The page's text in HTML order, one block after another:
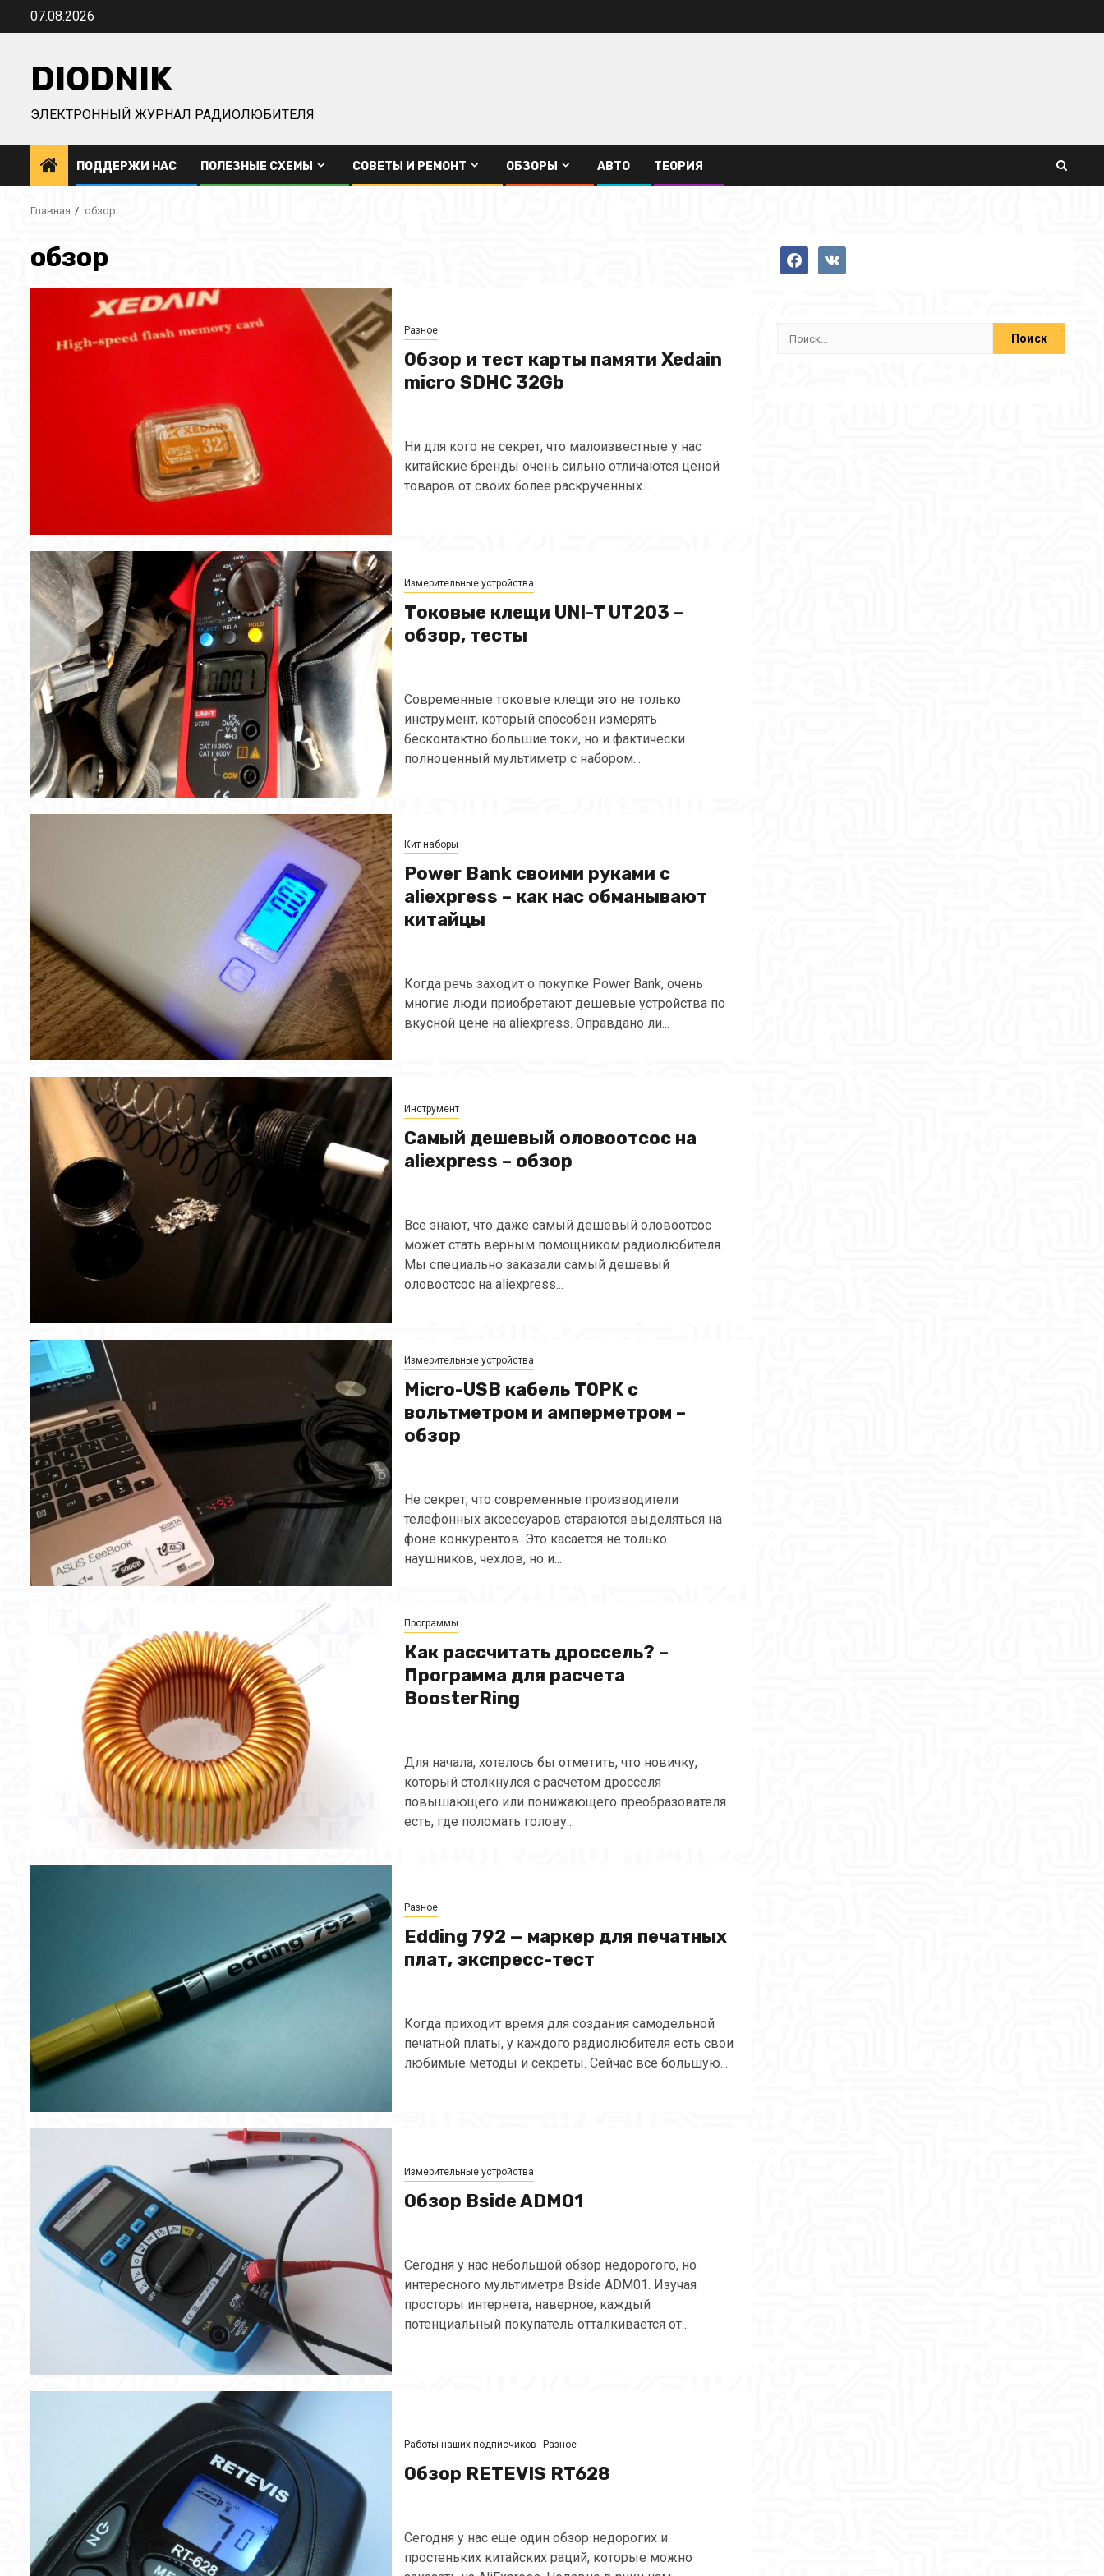
Перейти07.08.2026
DIODNIK
ЭЛЕКТРОННЫЙ ЖУРНАЛ РАДИОЛЮБИТЕЛЯ
ПОДДЕРЖИ НАС ПОЛЕЗНЫЕ СХЕМЫ СОВЕТЫ И РЕМОНТ ОБЗОРЫ АВТО ТЕОРИЯ
Главная обзор
обзор
Разное
Обзор и тест карты памяти Xedain
micro SDHC 32Gb
Ни для кого не секрет, что малоизвестные у нас
китайские бренды очень сильно отличаются ценой
товаров от своих более раскрученных...
Измерительные устройства
Токовые клещи UNI-T UT203 –
обзор, тесты
Современные токовые клещи это не только
инструмент, который способен измерять
бесконтактно большие токи, но и фактически
полноценный мультиметр с набором...
Кит наборы
Power Bank своими руками с
aliexpress – как нас обманывают
китайцы
Когда речь заходит о покупке Power Bank, очень
многие люди приобретают дешевые устройства по
вкусной цене на aliexpress. Оправдано ли...
Инструмент
Самый дешевый оловоотсос на
aliexpress – обзор
Все знают, что даже самый дешевый оловоотсос
может стать верным помощником радиолюбителя.
Мы специально заказали самый дешевый
оловоотсос на aliexpress...
Измерительные устройства
Micro-USB кабель TOPK с
вольтметром и амперметром –
обзор
Не секрет, что современные производители
телефонных аксессуаров стараются выделяться на
фоне конкурентов. Это касается не только
наушников, чехлов, но и...
Программы
Как рассчитать дроссель? –
Программа для расчета
BoosterRing
Для начала, хотелось бы отметить, что новичку,
который столкнулся с расчетом дросселя
повышающего или понижающего преобразователя
есть, где поломать голову...
Разное
Edding 792 — маркер для печатных
плат, экспресс-тест
Когда приходит время для создания самодельной
печатной платы, у каждого радиолюбителя есть свои
любимые методы и секреты. Сейчас все большую...
Измерительные устройства
Обзор Bside ADM01
Сегодня у нас небольшой обзор недорогого, но
интересного мультиметра Bside ADM01. Изучая
просторы интернета, наверное, каждый
потенциальный покупатель отталкивается от...
Работы наших подписчиков Разное
Обзор RETEVIS RT628
Сегодня у нас еще один обзор недорогих и
простеньких китайских раций, которые можно
facebookvkontakte
Найти: